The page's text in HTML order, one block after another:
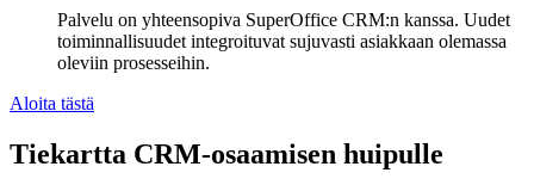
Palvelu on yhteensopiva SuperOffice CRM:n kanssa. Uudet
toiminnallisuudet integroituvat sujuvasti asiakkaan olemassa
oleviin prosesseihin.
Aloita tästä
Tiekartta CRM-osaamisen huipulle